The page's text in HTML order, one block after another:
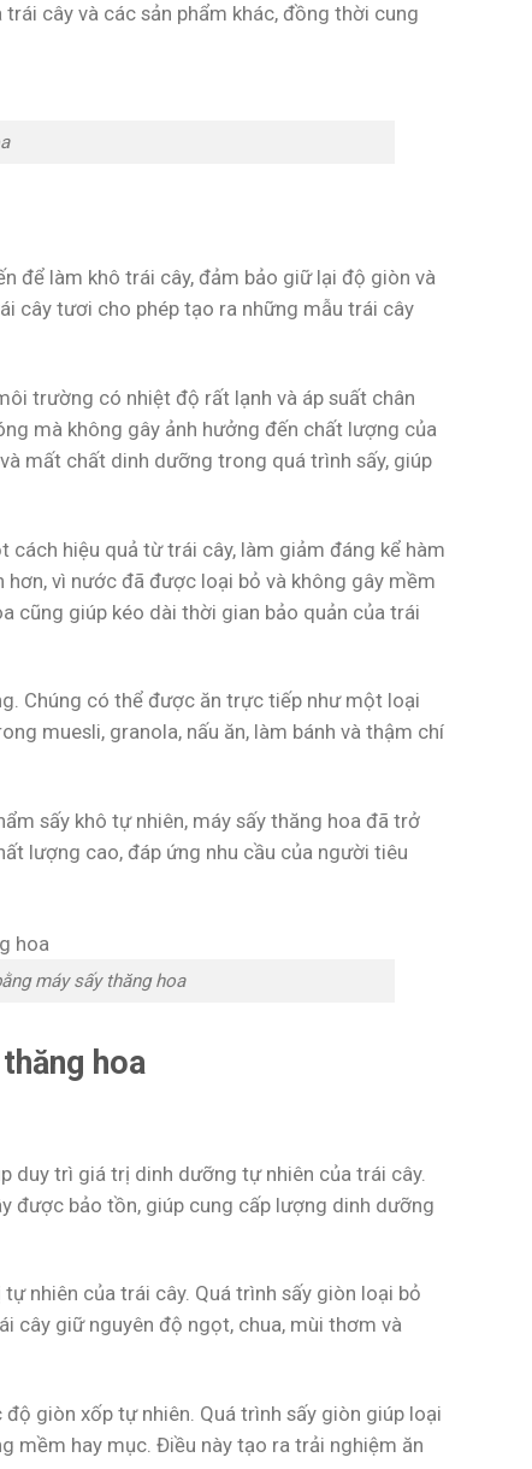
cây và các sản phẩm khác, đồng thời cung
để làm khô trái cây, đảm bảo giữ lại độ giòn và
cây tươi cho phép tạo ra những mẫu trái cây
trường có nhiệt độ rất lạnh và áp suất chân
mà không gây ảnh hưởng đến chất lượng của
mất chất dinh dưỡng trong quá trình sấy, giúp
cách hiệu quả từ trái cây, làm giảm đáng kể hàm
vì nước đã được loại bỏ và không gây mềm
cũng giúp kéo dài thời gian bảo quản của trái
Chúng có thể được ăn trực tiếp như một loại
muesli, granola, nấu ăn, làm bánh và thậm chí
sấy khô tự nhiên, máy sấy thăng hoa đã trở
lượng cao, đáp ứng nhu cầu của người tiêu
máy sấy thăng hoa
hoa
duy trì giá trị dinh dưỡng tự nhiên của trái cây.
được bảo tồn, giúp cung cấp lượng dinh dưỡng
nhiên của trái cây. Quá trình sấy giòn loại bỏ
cây giữ nguyên độ ngọt, chua, mùi thơm và
giòn xốp tự nhiên. Quá trình sấy giòn giúp loại
mềm hay mục. Điều này tạo ra trải nghiệm ăn